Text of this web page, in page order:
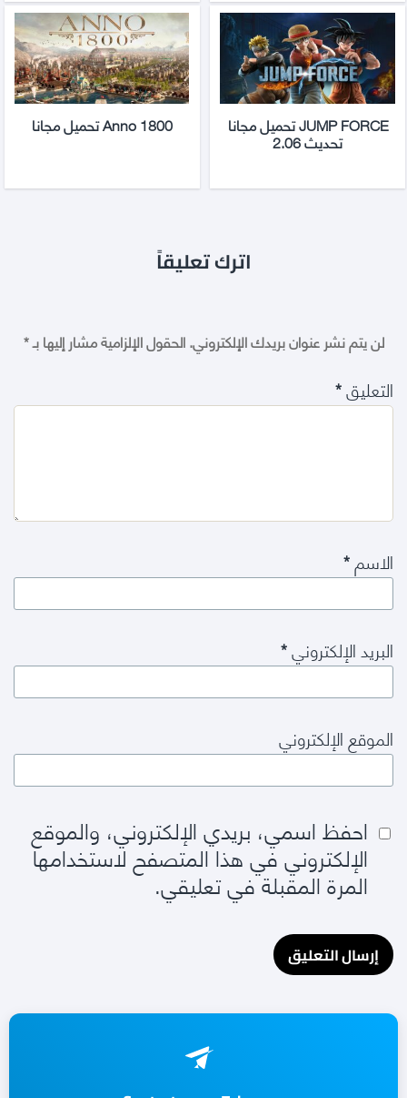
JUMP FORCE تحميل مجانا
تحديث 2.06
Anno 1800 تحميل مجانا
اترك تعليقاً
لن يتم نشر عنوان بريدك الإلكتروني.الحقول الإلزامية مشار إليها بـ*
التعليق*
الاسم*
البريد الإلكتروني*
الموقع الإلكتروني
احفظ اسمي، بريدي الإلكتروني، والموقع
الإلكتروني في هذا المتصفح لاستخدامها
المرة المقبلة في تعليقي.